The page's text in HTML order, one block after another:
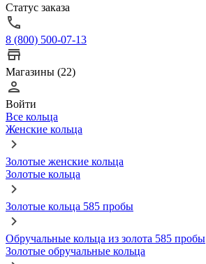
Статус заказа
8 (800) 500-07-13
Магазины (22)
Войти
Все кольца
Женские кольца
Золотые женские кольца
Золотые кольца
Золотые кольца 585 пробы
Обручальные кольца из золота 585 пробы
Золотые обручальные кольца